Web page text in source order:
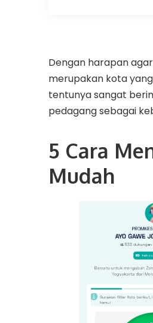
Dengan harapan
merupakan kota
tentunya sangat
pedagang sebagai
5 Cara
Mudah